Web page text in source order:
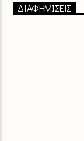
ΔΙΑΦΗΜΙΣΕΙΣ